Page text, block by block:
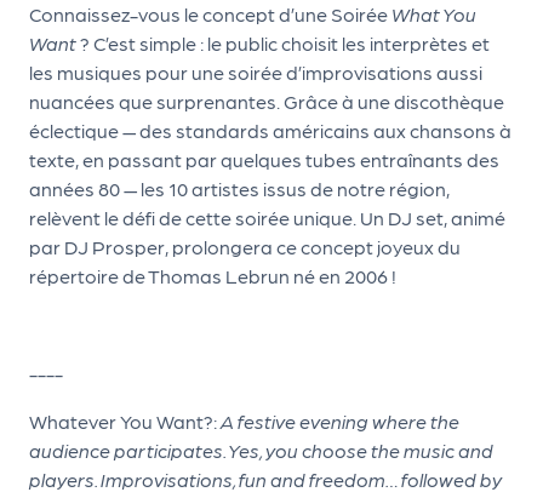
Connaissez-vous le concept d’une Soirée What You
Want? C’est simple : le public choisit les interprètes et
les musiques pour une soirée d’improvisations aussi
nuancées que surprenantes. Grâce à une discothèque
éclectique — des standards américains aux chansons à
texte, en passant par quelques tubes entraînants des
années 80 — les 10 artistes issus de notre région,
relèvent le défi de cette soirée unique. Un DJ set, animé
par DJ Prosper, prolongera ce concept joyeux du
répertoire de Thomas Lebrun né en 2006 !
----
Whatever You Want?:A festive evening where the
audience participates. Yes, you choose the music and
players. Improvisations, fun and freedom… followed by
L
e
k
it
d
e
l'
a
n